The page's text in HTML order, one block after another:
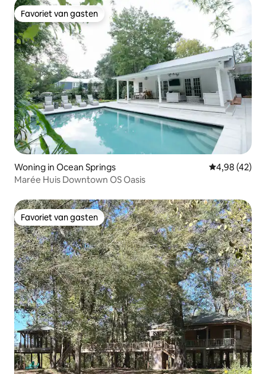
Favoriet van gasten
Favoriet van gasten
Woning in Ocean Springs Gemiddelde
4,98 (42)
Marée Huis Downtown OS Oasis
Favoriet van gasten
Favoriet van gasten